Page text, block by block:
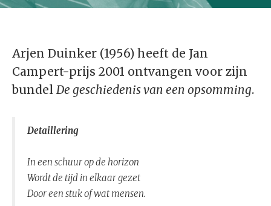
Arjen Duinker (1956) heeft de Jan
Campert-prijs 2001 ontvangen voor zijn
bundel De geschiedenis van een opsomming.
Detaillering
In een schuur op de horizon
Wordt de tijd in elkaar gezet
Door een stuk of wat mensen.